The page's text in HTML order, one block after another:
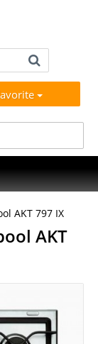
AKT 797 IX
AKT